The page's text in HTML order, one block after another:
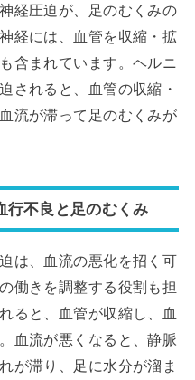
経圧迫が、足のむくみの
経には、血管を収縮・拡
含まれています。ヘルニ
されると、血管の収縮・
流が滞って足のむくみが
行不良と足のむくみ
は、血流の悪化を招く可
働きを調整する役割も担
ると、血管が収縮し、血
血流が悪くなると、静脈
が滞り、足に水分が溜ま